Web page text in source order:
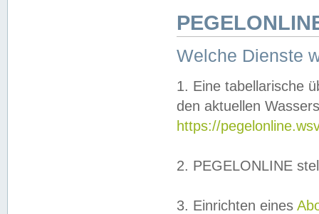
Welche Dienste
1. Eine tabellarische
den aktuellen
https://
2. PEGELONLINE
3. Einrichten eines